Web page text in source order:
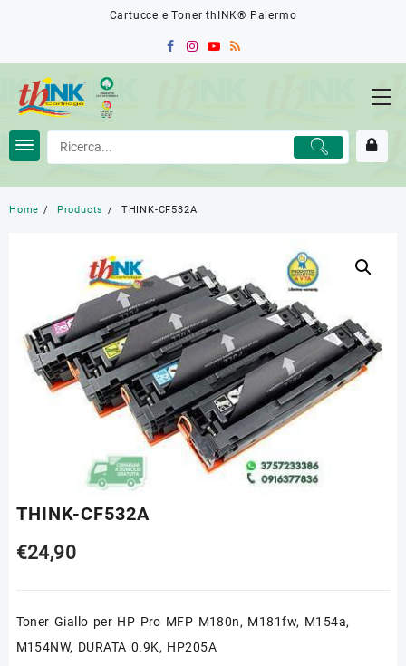
Cartucce e Toner thINK® Palermo
Home Products THINK-CF532A
THINK-CF532A
€24,90
Toner Giallo per HP Pro MFP M180n, M181fw, M154a,
M154NW, DURATA 0.9K, HP205A